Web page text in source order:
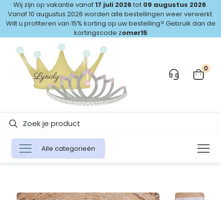
Wij zijn op vakantie vanaf17 juli 2026 tot 09 augustus 2026.
Vanaf 10 augustus 2026 worden alle bestellingen weer verwerkt.
Wilt u profiteren van 15% korting op uw bestelling? Gebruik dan de
kortingscode zomer15
0
Alle categorieën